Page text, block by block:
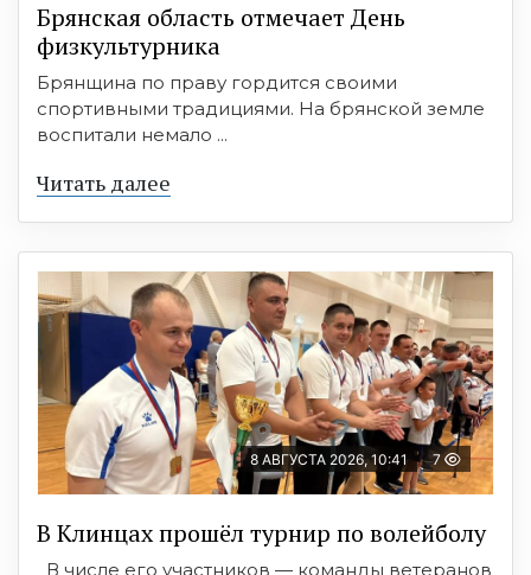
Брянская область отмечает День
физкультурника
Брянщина по праву гордится своими
спортивными традициями. На брянской земле
воспитали немало ...
Читать далее
8 АВГУСТА 2026, 10:41 7
В Клинцах прошёл турнир по волейболу
В числе его участников — команды ветеранов